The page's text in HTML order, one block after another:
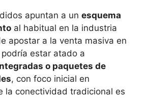
apuntan a un esquema
al habitual en la industria
apostar a la venta masiva en
estar atado a
o paquetes de
, con foco inicial en
la conectividad tradicional es